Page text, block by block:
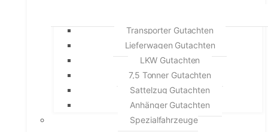
Transporter Gutachten
Lieferwagen Gutachten
LKW Gutachten
7,5 Tonner Gutachten
Sattelzug Gutachten
Anhänger Gutachten
Spezialfahrzeuge